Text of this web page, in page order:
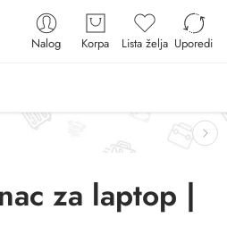
Nalog Korpa Lista želja Uporedi
za laptop |